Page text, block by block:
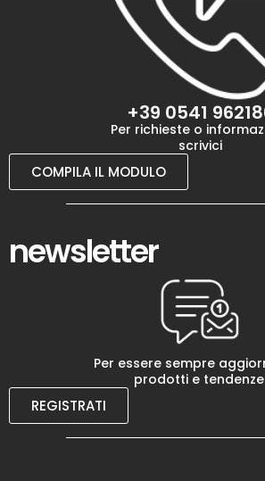
+39 0541
Per richieste o
scrivici
COMPILA IL MODULO
newsletter
Per essere sempre
prodotti e
REGISTRATI